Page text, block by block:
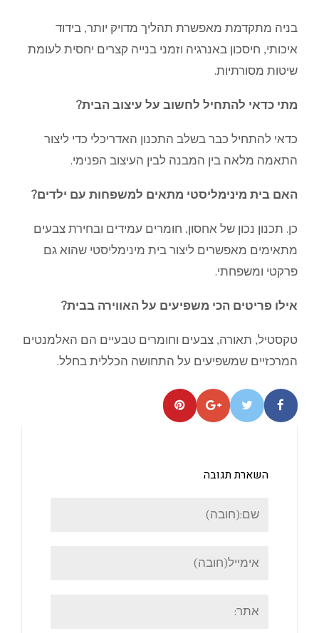
בניה מתקדמת מאפשרת תהליך מדויק יותר, בידוד
איכותי, חיסכון באנרגיה וזמני בנייה קצרים יחסית לעומת
שיטות מסורתיות.
מתי כדאי להתחיל לחשוב על עיצוב הבית?
כדאי להתחיל כבר בשלב התכנון האדריכלי כדי ליצור
התאמה מלאה בין המבנה לבין העיצוב הפנימי.
האם בית מינימליסטי מתאים למשפחות עם ילדים?
כן. תכנון נכון של אחסון, חומרים עמידים ובחירת צבעים
מתאימים מאפשרים ליצור בית מינימליסטי שהוא גם
פרקטי ומשפחתי.
אילו פריטים הכי משפיעים על האווירה בבית?
טקסטיל, תאורה, צבעים וחומרים טבעיים הם האלמנטים
המרכזיים שמשפיעים על התחושה הכללית בחלל.
השארת תגובה